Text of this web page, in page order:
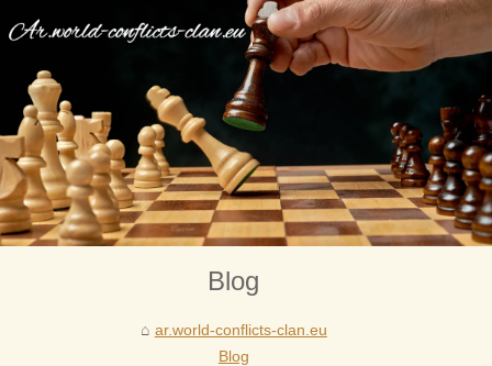
Blog
ar.world-conflicts-clan.eu
Blog